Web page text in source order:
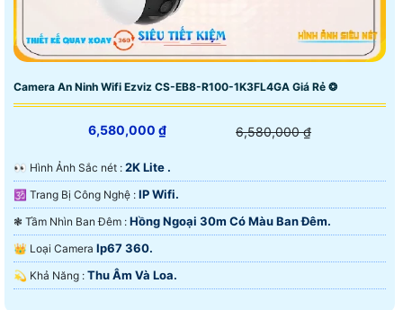
Camera An Ninh Wifi Ezviz CS-EB8-R100-1K3FL4GA Giá Rẻ ❂
6,580,000 ₫ 6,580,000 ₫
️👀 Hình Ảnh Sắc nét : 2K Lite .
🕉️ Trang Bị Công Nghệ : IP Wifi.
❃ Tầm Nhìn Ban Đêm : Hồng Ngoại 30m Có Màu Ban Đêm.
👑 Loại Camera Ip67 360.
️💫 Khả Năng : Thu Âm Và Loa.